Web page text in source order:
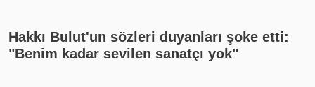
Hakkı Bulut'un sözleri duyanları şoke etti:
"Benim kadar sevilen sanatçı yok"